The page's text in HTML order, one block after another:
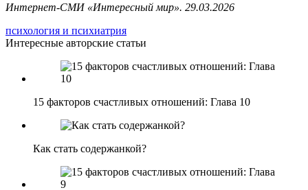
Интернет-СМИ «Интересный мир». 29.03.2026
психология и психиатрия
Интересные авторские статьи
15 факторов счастливых отношений: Глава 10
Как стать содержанкой?